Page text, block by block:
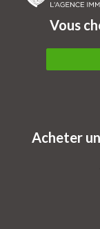
Acheter
Vous